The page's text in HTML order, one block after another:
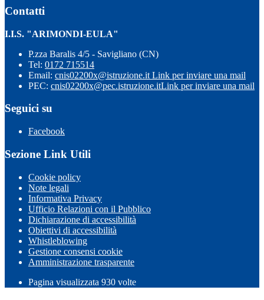
Contatti
I.I.S. "ARIMONDI-EULA"
P.zza Baralis 4/5 - Savigliano (CN)
Tel: 0172 715514
Email: cnis02200x@istruzione.it Link per inviare una mail
PEC: cnis02200x@pec.istruzione.itLink per inviare una mail
Seguici su
Facebook
Sezione Link Utili
Cookie policy
Note legali
Informativa Privacy
Ufficio Relazioni con il Pubblico
Dichiarazione di accessibilità
Obiettivi di accessibilità
Whistleblowing
Gestione consensi cookie
Amministrazione trasparente
Pagina visualizzata 930 volte